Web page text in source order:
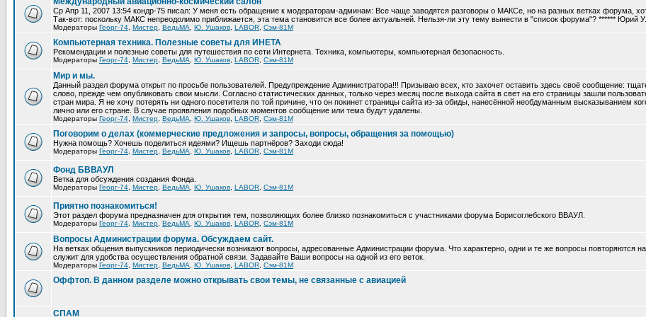
Ср Апр 11, 2007 13:54 кондр-75 писал: У меня есть обращение к модераторам-админам: Все чаще заводятся разговоры о МАКСе, но на разных ветках форума,
Так-вот: поскольку МАКС непреодолимо приближается, эта тема становится все более актуальней. Нельзя-ли эту тему вынести в "список форума"? ****** Юрий
Модераторы Георг-74 Мистер ВедьМА Ю. Ушаков LABOR Сэм-81М
Компьютерная техника. Полезные советы для ИНЕТА
Рекомендации и полезные советы для путешествия по сети Интернета. Техника, компьютеры, компьютерная безопасность.
Модераторы Георг-74 Мистер ВедьМА Ю. Ушаков LABOR Сэм-81М
Мир и мы.
Данный раздел форума открыт по просьбе пользователей. Предупреждение Администратора!!! Призываю всех, кто захочет оставить здесь своё сообщение:
слово, прежде чем опубликовать свои мысли. Согласно статистических данных, только через месяц после выхода сайта в свет на его страницы зашли
стран мира. Я не хочу потерять ни одного посетителя по той причине, что он покинет страницы сайта из-за обиды, нанесённой необдуманным высказыванием
лично или его стране. В случае проявления подобных моментов сообщение или тема будут удалены.
Модераторы Георг-74 Мистер ВедьМА Ю. Ушаков LABOR Сэм-81М
Поговорим о делах (коммерческие предложения и запросы, вопросы, обращения за помощью)
Нужна помощь? Хочешь поделиться идеями? Ищешь партнёров? Заходи сюда!
Модераторы Георг-74 Мистер ВедьМА Ю. Ушаков LABOR Сэм-81М
Фонд БВВАУЛ
Ветка для обсуждения создания Фонда.
Модераторы Георг-74 Мистер ВедьМА Ю. Ушаков LABOR Сэм-81М
Приятно познакомиться!
Этот раздел форума предназначен для открытия тем, позволяющих более близко познакомиться с участниками форума Борисоглебского ВВАУЛ.
Модераторы Георг-74 Мистер ВедьМА Ю. Ушаков LABOR Сэм-81М
Вопросы Администрации форума. Обсуждаем сайт.
На ветках общения выпускников периодически возникают вопросы, адресованные Администрации форума. Что характерно, одни и те же вопросы повторяются
служит для удобства осуществления обратной связи. Задавайте Ваши вопросы на одной из его веток.
Модераторы Георг-74 Мистер ВедьМА Ю. Ушаков LABOR Сэм-81М
Оффтоп. В данном разделе можно открывать свои темы, не связанные с авиацией
СПАМ